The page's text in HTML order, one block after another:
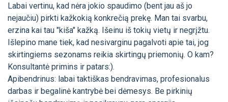
Labai vertinu, kad nėra jokio spaudimo (bent jau aš jo
nejaučiu) pirkti kažkokią konkrečią prekę. Man tai svarbu,
erzina kai tau "kiša" kažką. Išeinu iš tokių vietų ir negrįžtu.
Išlepino mane tiek, kad nesivarginu pagalvoti apie tai, jog
skirtingiems sezonams reikia skirtingų priemonių. O kam?
Konsultantė primins ir patars:).
Apibendrinus: labai taktiškas bendravimas, profesionalus
darbas ir begalinė kantrybė bei dėmesys. Be pirkinių